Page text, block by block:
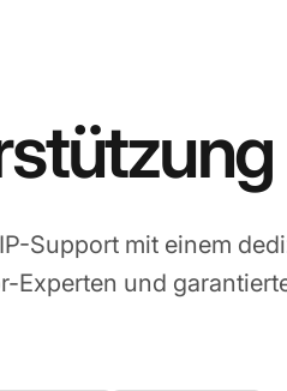
Support mit einem
Experten und